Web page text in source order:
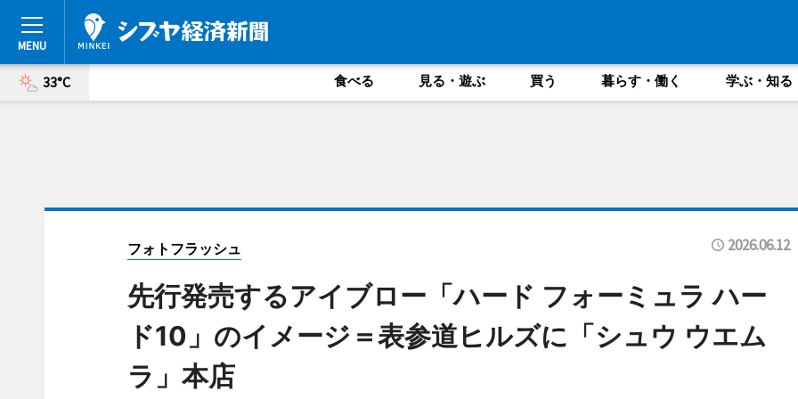
33°C 食べる 見る・遊ぶ 買う 暮らす・働く 学ぶ・知る
フォトフラッシュ 2026.06.12
先行発売するアイブロー「ハード フォーミュラ ハー
ド10」のイメージ＝表参道ヒルズに「シュウ ウエム
ラ」本店